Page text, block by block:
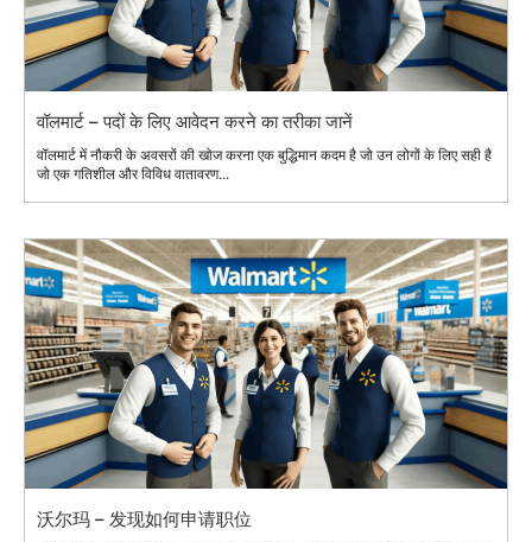
वॉलमार्ट – पदों के लिए आवेदन करने का तरीका जानें
वॉलमार्ट में नौकरी के अवसरों की खोज करना एक बुद्धिमान कदम है जो उन लोगों के लिए सही है
जो एक गतिशील और विविध वातावरण...
沃尔玛 – 发现如何申请职位